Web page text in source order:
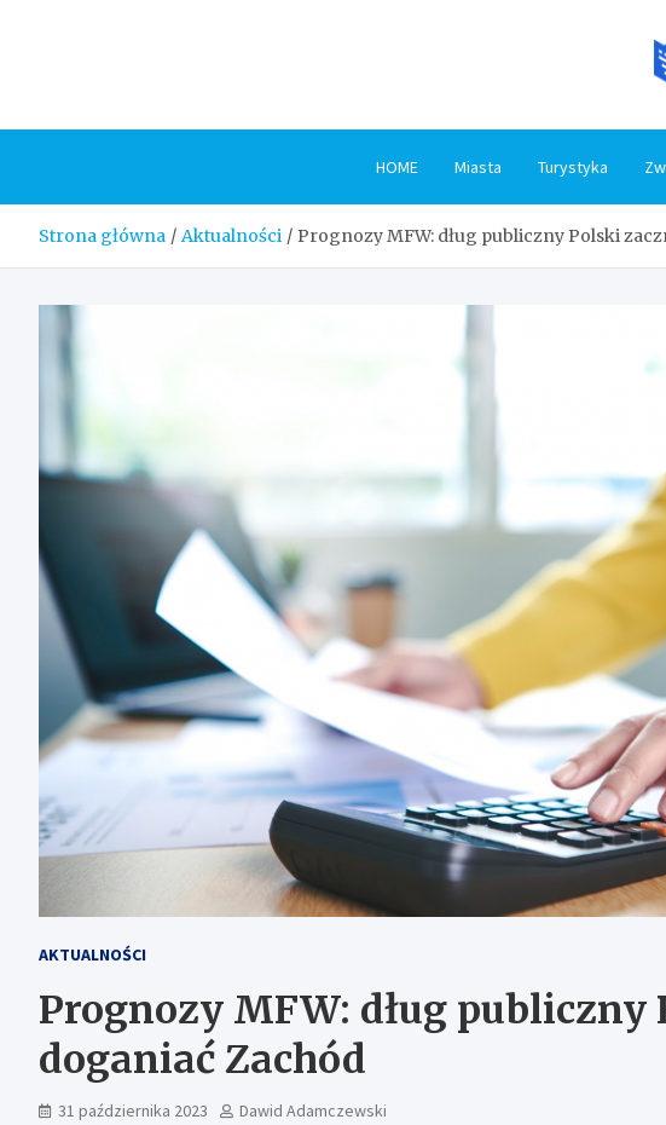
HOME Miasta Turystyka
Strona główna Aktualności Prognozy MFW: dług publiczny Polski
AKTUALNOŚCI
Prognozy MFW: dług publiczny
doganiać Zachód
31 października 2023 Dawid Adamczewski